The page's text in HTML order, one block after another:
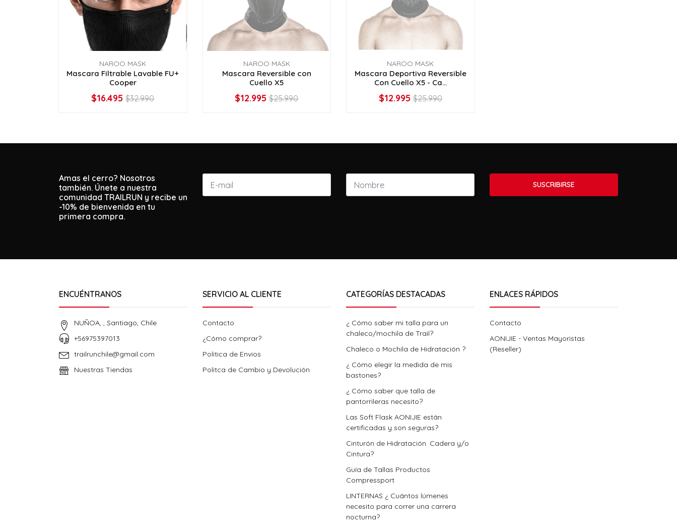
NAROO MASK
Mascara Filtrable Lavable FU+
Cooper
VER OPCIONES
$16.495 $32.990
NAROO MASK
Mascara Reversible con
Cuello X5
AGOTADO
$12.995 $25.990
NAROO MASK
Mascara Deportiva Reversible
Con Cuello X5 - Ca...
AGOTADO
$12.995 $25.990
Amas el cerro? Nosotros
también. Únete a nuestra
comunidad TRAILRUN y recibe un
-10% de bienvenida en tu
primera compra.
SUSCRIBIRSE
ENCUÉNTRANOS
NUÑOA, , Santiago, Chile
+56975397013
trailrunchile@gmail.com
Nuestras Tiendas
SERVICIO AL CLIENTE
Contacto
¿Cómo comprar?
Politica de Envios
Politca de Cambio y Devolución
CATEGORÍAS DESTACADAS
¿ Cómo saber mi talla para un
chaleco/mochila de Trail?
Chaleco o Mochila de Hidratación ?
¿ Cómo elegir la medida de mis
bastones?
¿ Cómo saber que talla de
pantorrileras necesito?
Las Soft Flask AONIJIE están
certificadas y son seguras?
Cinturón de Hidratación. Cadera y/o
Cintura?
Guía de Tallas Productos
Compressport
LINTERNAS ¿ Cuántos lúmenes
necesito para correr una carrera
nocturna?
ENLACES RÁPIDOS
Contacto
AONIJIE - Ventas Mayoristas
(Reseller)